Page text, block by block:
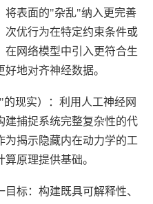
将表面的"杂乱"纳入更完善
次优行为在特定约束条件或
在网络模型中引入更符合生
地对齐神经数据。
"的现实）：利用人工神经网
建捕捉系统完整复杂性的代
为揭示隐藏内在动力学的工
原理提供基础。
目标：构建既具可解释性、